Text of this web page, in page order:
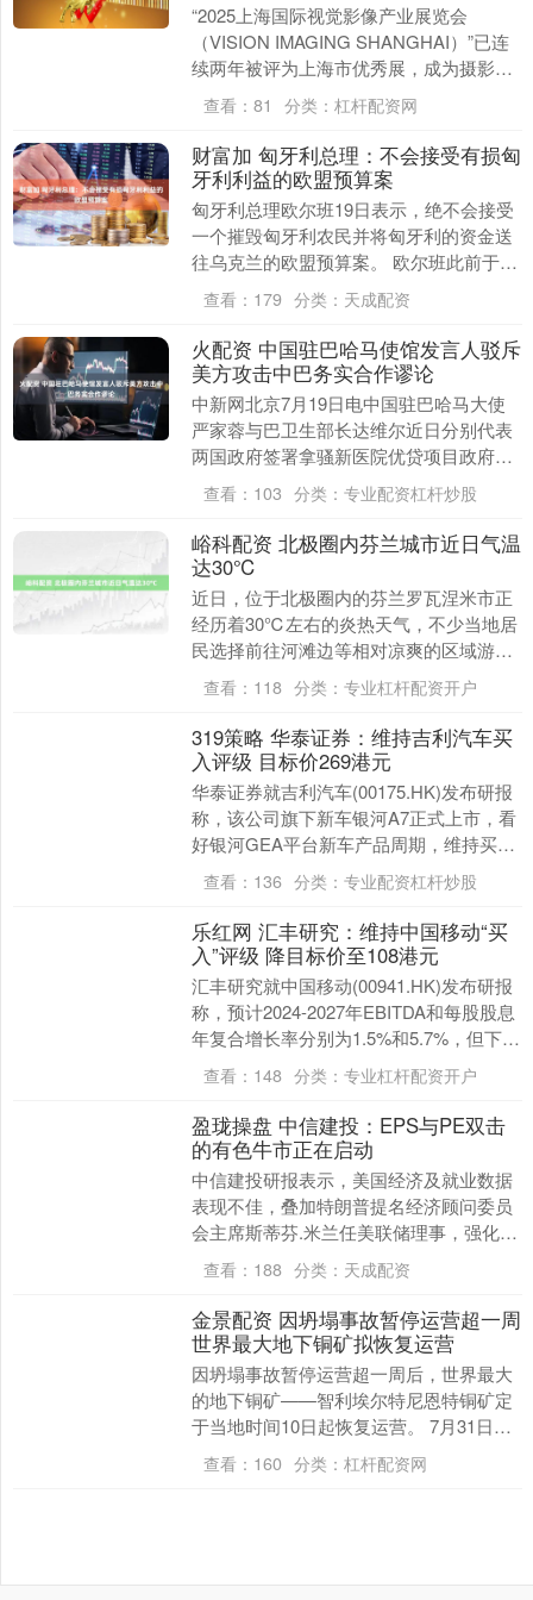
“2025上海国际视觉影像产业展览会
（VISION IMAGING SHANGHAI）”已连
续两年被评为上海市优秀展，成为摄影人
每年必打卡的年度盛会。 2025....
查看： 81 分类： 杠杆配资网
财富加 匈牙利总理：不会接受有损匈
牙利利益的欧盟预算案
匈牙利总理欧尔班19日表示，绝不会接受
一个摧毁匈牙利农民并将匈牙利的资金送
往乌克兰的欧盟预算案。 欧尔班此前于18
日接受媒体采访时就表示，经估算，欧盟
最新预算中....
查看： 179 分类： 天成配资
火配资 中国驻巴哈马使馆发言人驳斥
美方攻击中巴务实合作谬论
中新网北京7月19日电中国驻巴哈马大使
严家蓉与巴卫生部长达维尔近日分别代表
两国政府签署拿骚新医院优贷项目政府框
架协议。美驻巴使馆随后发表声明恶意攻
击该项目，抹黑....
查看： 103 分类： 专业配资杠杆炒股
峪科配资 北极圈内芬兰城市近日气温
达30℃
近日，位于北极圈内的芬兰罗瓦涅米市正
经历着30℃左右的炎热天气，不少当地居
民选择前往河滩边等相对凉爽的区域游
玩、解暑。在芬兰北部，夏季的普遍温度
在2....
查看： 118 分类： 专业杠杆配资开户
319策略 华泰证券：维持吉利汽车买
入评级 目标价269港元
华泰证券就吉利汽车(00175.HK)发布研报
称，该公司旗下新车银河A7正式上市，看
好银河GEA平台新车产品周期，维持买入
评级。该机构维持公司25-27年归母净....
查看： 136 分类： 专业配资杠杆炒股
乐红网 汇丰研究：维持中国移动“买
入”评级 降目标价至108港元
汇丰研究就中国移动(00941.HK)发布研报
称，预计2024-2027年EBITDA和每股股息
年复合增长率分别为1.5%和5.7%，但下调
2025-2027年....
查看： 148 分类： 专业杠杆配资开户
盈珑操盘 中信建投：EPS与PE双击
的有色牛市正在启动
中信建投研报表示，美国经济及就业数据
表现不佳，叠加特朗普提名经济顾问委员
会主席斯蒂芬.米兰任美联储理事，强化市
场对美联储于9月降息的预期，有色板块普
涨。除却美联....
查看： 188 分类： 天成配资
金景配资 因坍塌事故暂停运营超一周
世界最大地下铜矿拟恢复运营
因坍塌事故暂停运营超一周后，世界最大
的地下铜矿——智利埃尔特尼恩特铜矿定
于当地时间10日起恢复运营。 7月31日，
智利中部奥伊金斯大区兰卡瓜市附近的埃
尔特尼恩特....
查看： 160 分类： 杠杆配资网